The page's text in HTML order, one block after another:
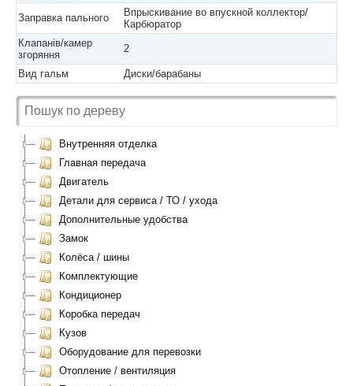
Заправка пального
Впрыскивание во впускной коллектор/
Карбюратор
Клапанів/камер
згоряння
2
Вид гальм Диски/барабаны
Внутренняя отделка
Главная передача
Двигатель
Детали для сервиса / ТО / ухода
Дополнительные удобства
Замок
Колёса / шины
Комплектующие
Кондиционер
Коробка передач
Кузов
Оборудование для перевозки
Отопление / вентиляция